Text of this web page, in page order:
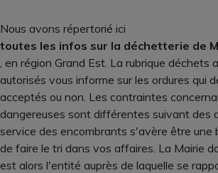
Nous avons répertorié ici
toutes les infos sur la déchetterie de
, en région Grand Est. La rubrique
autorisés vous informe sur les ordures qui
acceptés ou non. Les contraintes
dangereuses sont différentes suivant des
service des encombrants s'avère être une
de faire le tri dans vos affaires. La Mairie
est alors l'entité auprès de laquelle se